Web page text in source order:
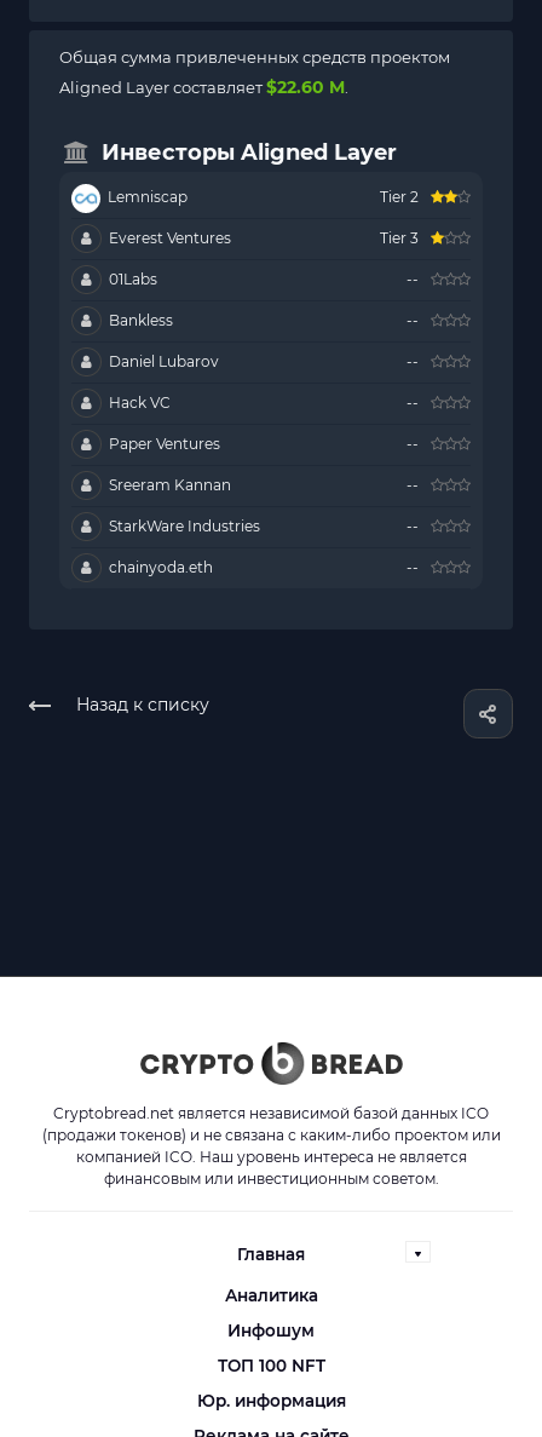
Общая сумма привлеченных средств проектом
Aligned Layer составляет$22.60 M.
Инвесторы Aligned Layer
Lemniscap Tier 2
Everest Ventures Tier 3
01Labs --
Bankless --
Daniel Lubarov --
Hack VC --
Paper Ventures --
Sreeram Kannan --
StarkWare Industries --
chainyoda.eth --
Назад к списку
Cryptobread.net является независимой базой данных ICO
(продажи токенов) и не связана с каким-либо проектом или
компанией ICO. Наш уровень интереса не является
финансовым или инвестиционным советом.
Главная
Аналитика
Инфошум
ТОП 100 NFT
Юр. информация